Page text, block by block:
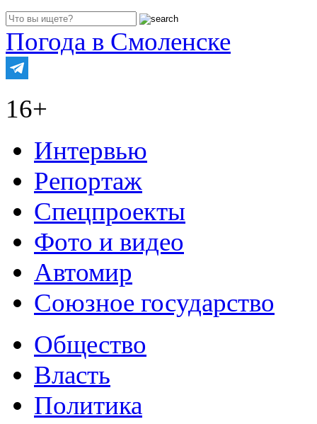
Погода в Смоленске
16+
Интервью
Репортаж
Спецпроекты
Фото и видео
Автомир
Союзное государство
Общество
Власть
Политика